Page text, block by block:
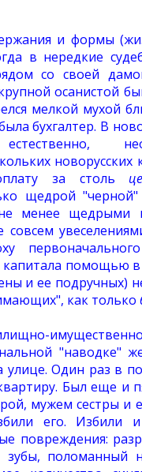
и формы
в нередкие
со своей
осанистой
мелкой мухой
бухгалтер. В
за столь
щедрой
менее щедрыми
капитала помощью
и ее подручных)
как только
"наводке"
улице. Один раз в
Был еще и
мужем сестры и
его. Избили
повреждения:
поломанный